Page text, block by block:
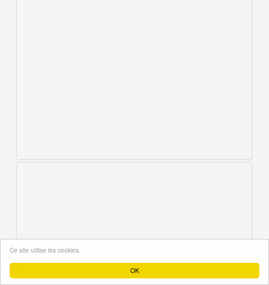
OK
Ce site utilise les cookies.